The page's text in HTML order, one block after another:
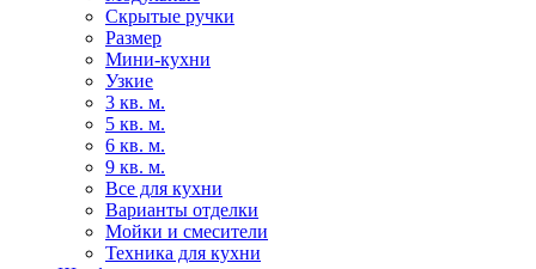
Скрытые ручки
Размер
Мини-кухни
Узкие
3 кв. м.
5 кв. м.
6 кв. м.
9 кв. м.
Все для кухни
Варианты отделки
Мойки и смесители
Техника для кухни